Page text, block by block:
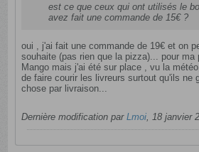
est ce que ceux qui ont utilisés le
avez fait une commande de 15€ ?
oui , j'ai fait une commande de 19€ et on
souhaite (pas rien que la pizza)... pour ma
Mango mais j'ai été sur place , vu la
de faire courir les livreurs surtout qu'ils ne
chose par livraison...
Dernière modification parLmoi,18 janvier